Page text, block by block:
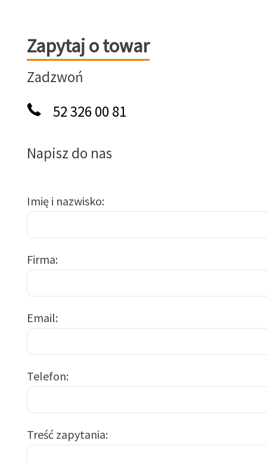
Zapytaj o towar
Zapytaj o towar
Zadzwoń
52 326 00 81
Napisz do nas
Imię i nazwisko
Firma
Email
Telefon
Treść zapytania